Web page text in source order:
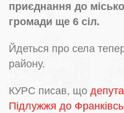
приєднання до
громади ще 6 сіл.
Йдеться про села
району.
КУРС писав, що
Підлужжя до